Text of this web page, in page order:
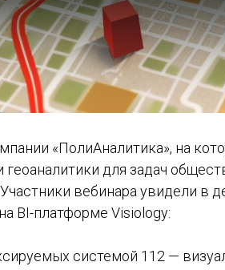
«ПолиАналитика», на
для задач
вебинара увидели в
BI-платформе Visiology:
системой 112 —